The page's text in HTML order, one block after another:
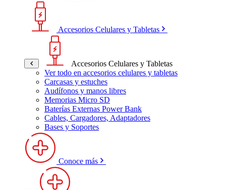
Accesorios Celulares y Tabletas
Accesorios Celulares y Tabletas
Ver todo en accesorios celulares y tabletas
Carcasas y estuches
Audífonos y manos libres
Memorias Micro SD
Baterías Externas Power Bank
Cables, Cargadores, Adaptadores
Bases y Soportes
Conoce más